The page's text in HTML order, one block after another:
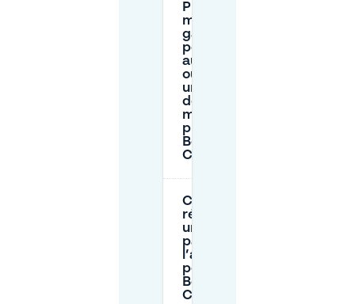
Puis-je
me
garer
pour un
autocars
ou faire
un
dépose-
minute
près du
Bois du
Cazier ?
Comment
réserver
un
parking à
l’avance
pour le
Bois du
Cazier ?